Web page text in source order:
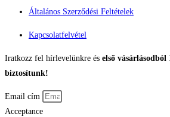
Általános Szerződési Feltételek
Kapcsolatfelvétel
Iratkozz fel hírlevelünkre és első
biztosítunk!
Email cím
Acceptance